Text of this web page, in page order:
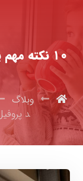
۱۰ نکته
وبلاگ
د